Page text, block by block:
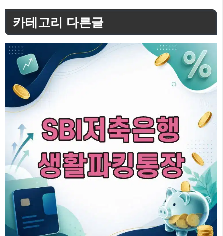
고
리
카테고리 다른글